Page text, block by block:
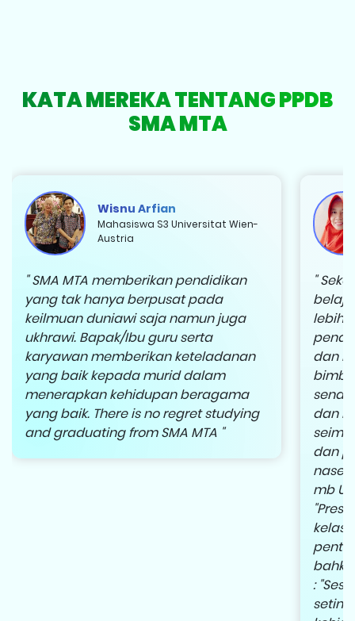
KATA MEREKA TENTANG PPDB
SMA MTA
Wisnu Arfian
Mahasiswa S3 Universitat Wien-
Austria
" SMA MTA memberikan pendidikan
yang tak hanya berpusat pada
keilmuan duniawi saja namun juga
ukhrawi. Bapak/Ibu guru serta
karyawan memberikan keteladanan
yang baik kepada murid dalam
menerapkan kehidupan beragama
yang baik. There is no regret studying
and graduating from SMA MTA "
"
lebih
dan
dan
dan
mb
kelas
: